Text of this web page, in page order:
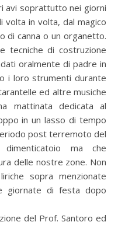
avi soprattutto nei giorni
in volta, dal magico
di canna o un organetto.
tecniche di costruzione
oralmente di padre in
i loro strumenti durante
ed altre musiche
mattinata dedicata al
in un lasso di tempo
post terremoto del
ma che
delle nostre zone. Non
sopra menzionate
giornate di festa dopo
del Prof. Santoro ed